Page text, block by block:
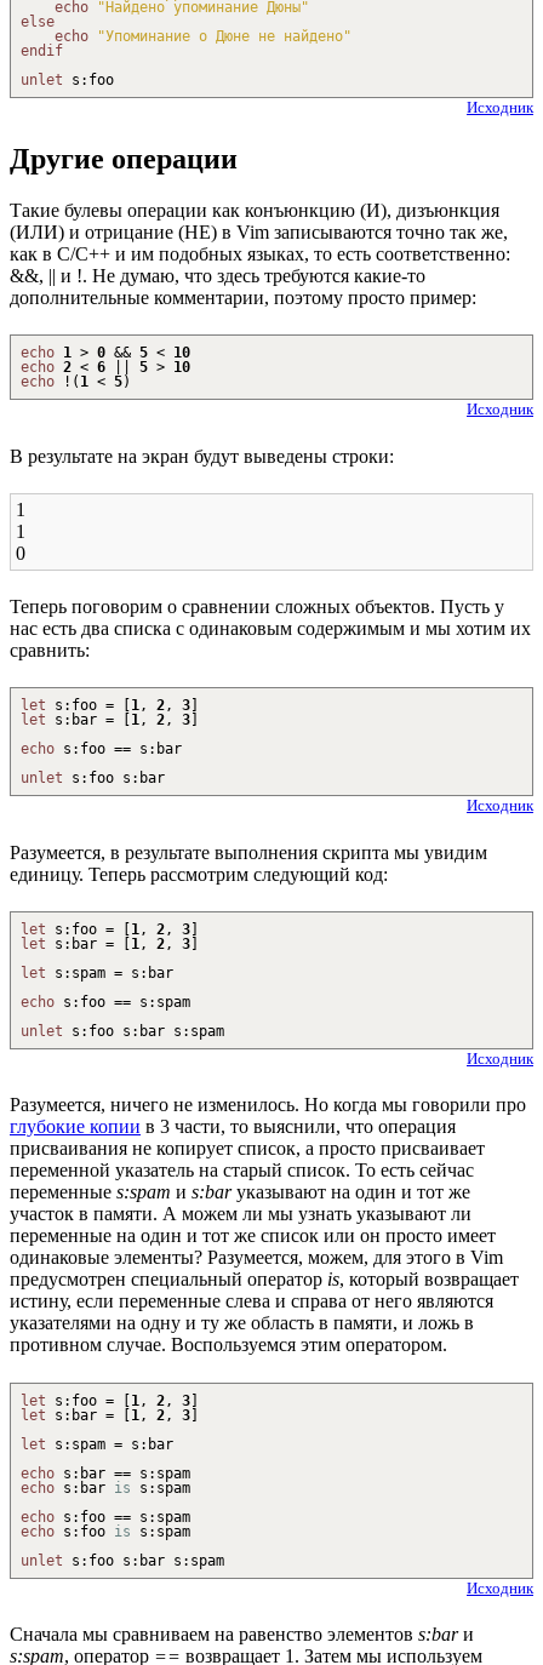
echo
"Найдено упоминание Дюны"
else
echo
"Упоминание о Дюне не найдено"
endif
unlet s : foo
Исходник
Другие операции
Такие булевы операции как конъюнкцию (И), дизъюнкция
(ИЛИ) и отрицание (НЕ) в Vim записываются точно так же,
как в C/C++ и им подобных языках, то есть соответственно:
&&, || и !. Не думаю, что здесь требуются какие-то
дополнительные комментарии, поэтому просто пример:
echo 1 > 0 && 5 < 10
echo 2 < 6 5 > 10
echo
! ( 1 < 5)
Исходник
В результате на экран будут выведены строки:
1
1
0
Теперь поговорим о сравнении сложных объектов. Пусть у
нас есть два списка с одинаковым содержимым и мы хотим их
сравнить:
let s : foo = 1, 2, 3
let s : bar = 1, 2, 3
echo s : foo == s : bar
unlet s : foo s : bar
Исходник
Разумеется, в результате выполнения скрипта мы увидим
единицу. Теперь рассмотрим следующий код:
let s : foo = 1, 2, 3
let s : bar = 1, 2, 3
let s : spam = s : bar
echo s : foo == s : spam
unlet s : foo s : bar s : spam
Исходник
Разумеется, ничего не изменилось. Но когда мы говорили про
глубокие копии в 3 части, то выяснили, что операция
присваивания не копирует список, а просто присваивает
переменной указатель на старый список. То есть сейчас
переменные s:spam и s:barуказывают на один и тот же
участок в памяти. А можем ли мы узнать указывают ли
переменные на один и тот же список или он просто имеет
одинаковые элементы? Разумеется, можем, для этого в Vim
предусмотрен специальный оператор is, который возвращает
истину, если переменные слева и справа от него являются
указателями на одну и ту же область в памяти, и ложь в
противном случае. Воспользуемся этим оператором.
let s : foo = [1 , 2 , 3]
let s : bar = [1 , 2 , 3]
let s : spam = s : bar
echo s : bar == s : spam
echo s : bar is s : spam
echo s : foo == s : spam
echo s : foo is s : spam
unlet s : foo s : bar s : spam
Исходник
Сначала мы сравниваем на равенство элементов s:barи
s:spam, оператор == возвращает 1. Затем мы используем